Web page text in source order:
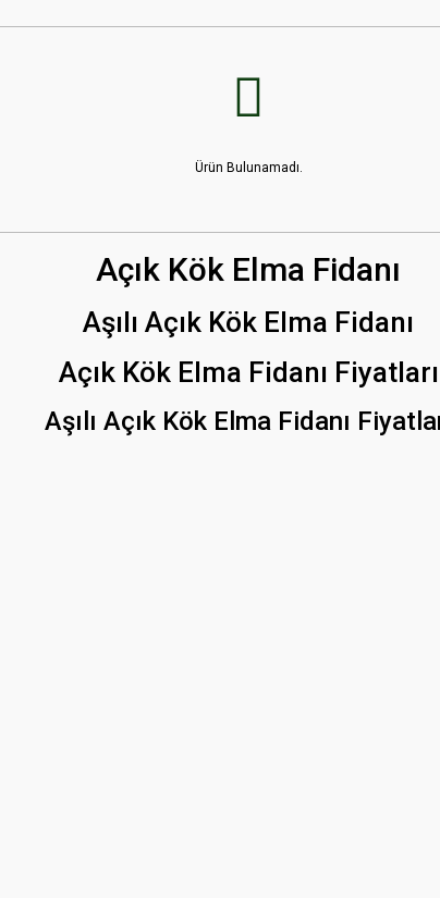
Ürün Bulunamadı.
Açık Kök Elma Fidanı
Aşılı Açık Kök Elma Fidanı
Açık Kök Elma Fidanı Fiyatları
Aşılı Açık Kök Elma Fidanı